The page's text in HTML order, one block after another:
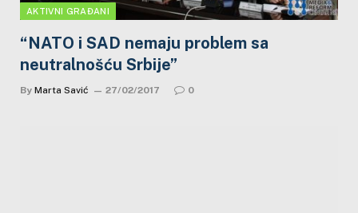
AKTIVNI GRAĐANI
“NATO i SAD nemaju problem sa
neutralnošću Srbije”
By Marta Savić 27/02/2017 0